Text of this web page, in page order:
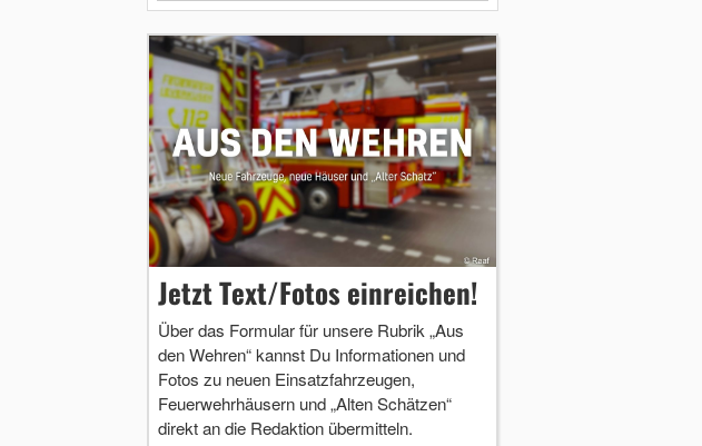
Jetzt Text/Fotos einreichen!
Über das Formular für unsere Rubrik „Aus
den Wehren“ kannst Du Informationen und
Fotos zu neuen Einsatzfahrzeugen,
Feuerwehrhäusern und „Alten Schätzen“
direkt an die Redaktion übermitteln.